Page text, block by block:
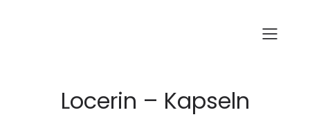
Locerin – Kapseln